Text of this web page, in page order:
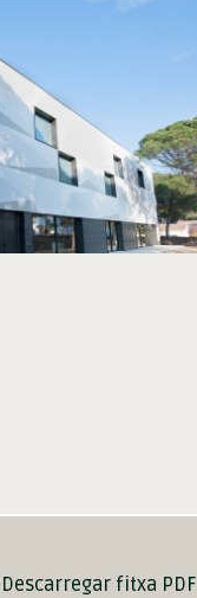
Descarregar fitxa PDF